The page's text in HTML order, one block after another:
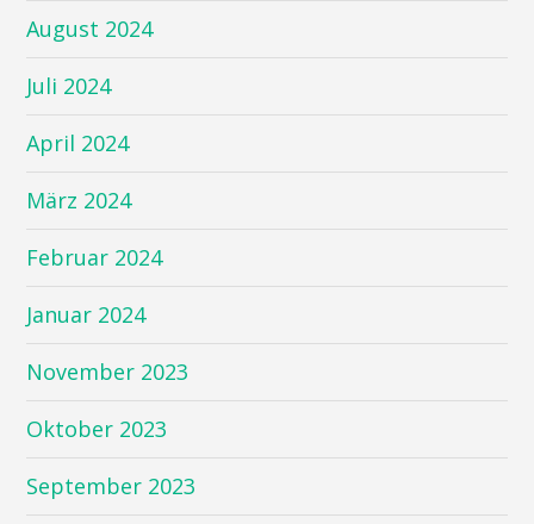
August 2024
Juli 2024
April 2024
März 2024
Februar 2024
Januar 2024
November 2023
Oktober 2023
September 2023